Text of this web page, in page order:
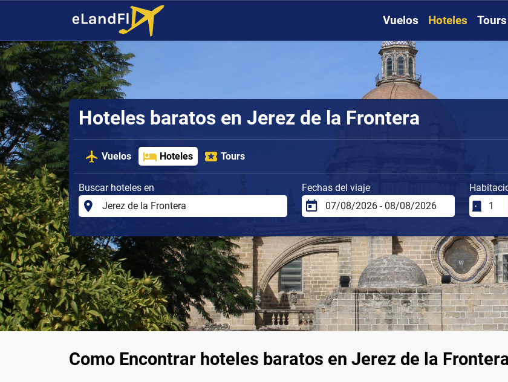
Vuelos Hoteles Tours
Hoteles baratos en Jerez de la Frontera
Vuelos Hoteles Tours
Buscar hoteles en Fechas del viaje
Como Encontrar hoteles baratos en Jerez de la